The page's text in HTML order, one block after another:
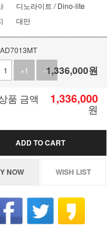
디노라이트 / Dino-lite
대만
+1
-11,336,000원
품 금액 1,336,000
원
ADD TO CART
NOW WISH LIST